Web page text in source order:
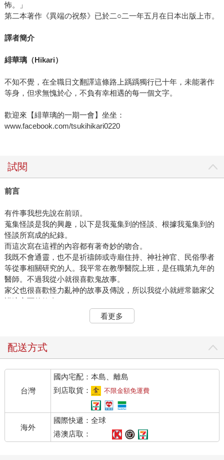
怖。」
第二本著作《異端の祝祭》已於二○二一年五月在日本出版上市。
譯者簡介
緋華璃（Hikari）
不知不覺，在全職日文翻譯這條路上踽踽獨行已十年，未能著作
等身，但求無愧於心，不負有幸相遇的每一個文字。
歡迎來【緋華璃的一期一會】坐坐：
www.facebook.com/tsukihikari0220
試閱
前言
有件事我想先說在前頭。
蒐集怪談是我的興趣，以下是我蒐集到的怪談、根據我蒐集到的
怪談所寫成的紀錄。
而這次寫在這裡的內容都有著奇妙的吻合。
我既不會通靈，也不是祈禱師或寺廟住持、神社神官、民俗學者
等從事相關研究的人。我平常在教學醫院上班，是任職第九年的
醫師。不過我從小就很喜歡鬼故事。
家父也很喜歡怪力亂神的故事及傳說，所以我從小就經常聽家父
講這方面的故事。
受到家父的影響，我也長成一個難以抵擋「恐怖」誘惑的大人。
不過，我只是單純喜歡看鬼故事。當然也喜歡影音作品或漫畫—
得不敢睡覺。也對日野日出志及伊藤潤二等人筆下噁心又充滿幻
我很快就看完圖書館的「怪談餐廳」系列、「學校怪談」系列等
藏書，後來有一段時間都沉迷於《新耳袋》之類的真人實事鬼故
事。然而，拜讀了貴志祐介的《天使的呢喃》之後，我的興趣轉
移到恐怖小說。除了原始的恐怖，還開始追求精密細緻的完成
度，希望看完以後除了毛骨悚然的感覺之外，還能得到某種類似
快感的餘韻—換句話說，我追求的恐怖不只是「實」，也需要
「虛」的部分。
我看過許多精彩的恐怖小說，例如平山夢明、恆川光太郎、道尾
看更多
配送方式
台灣
國內宅配：本島、離島
到店取貨：
不限金額免運費
海外
國際快遞：全球
港澳店取：